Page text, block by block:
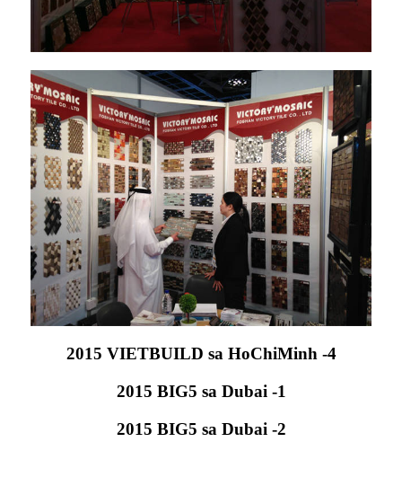
2015 VIETBUILD sa HoChiMinh -4
2015 BIG5 sa Dubai -1
2015 BIG5 sa Dubai -2